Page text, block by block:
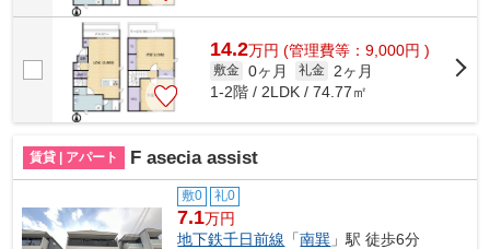
14.2万円 (管理費等：9,000円 )
敷金 0ヶ月 礼金
2ヶ月
1-2階 / 2LDK / 74.77㎡
賃貸 | アパート F asecia assist
敷0 礼0
7.1万円
地下鉄千日前線 「南巽 」駅 徒歩6分